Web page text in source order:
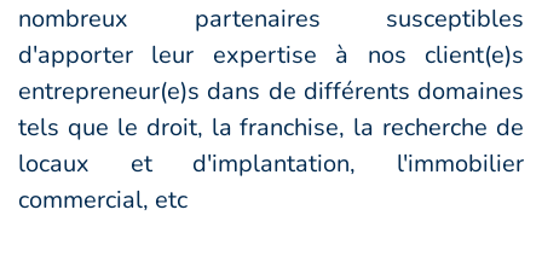
nombreux partenaires susceptibles
d'apporter leur expertise à nos client(e)s
entrepreneur(e)s dans de différents domaines
tels que le droit, la franchise, la recherche de
locaux et d'implantation, l'immobilier
commercial, etc